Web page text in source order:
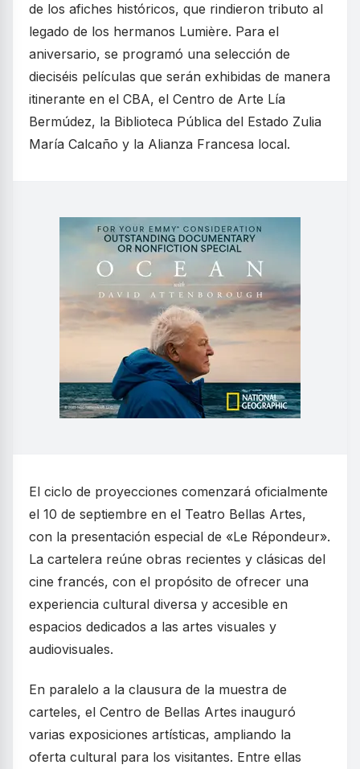
de los afiches históricos, que rindieron tributo al
legado de los hermanos Lumière. Para el
aniversario, se programó una selección de
dieciséis películas que serán exhibidas de manera
itinerante en el CBA, el Centro de Arte Lía
Bermúdez, la Biblioteca Pública del Estado Zulia
María Calcaño y la Alianza Francesa local.
El ciclo de proyecciones comenzará oficialmente
el 10 de septiembre en el Teatro Bellas Artes,
con la presentación especial de «Le Répondeur».
La cartelera reúne obras recientes y clásicas del
cine francés, con el propósito de ofrecer una
experiencia cultural diversa y accesible en
espacios dedicados a las artes visuales y
audiovisuales.
En paralelo a la clausura de la muestra de
carteles, el Centro de Bellas Artes inauguró
varias exposiciones artísticas, ampliando la
oferta cultural para los visitantes. Entre ellas